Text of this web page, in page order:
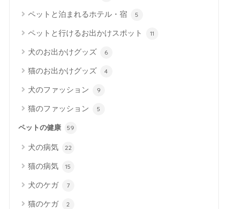
ペットと泊まれるホテル・宿 5
ペットと行けるお出かけスポット 11
犬のお出かけグッズ 6
猫のお出かけグッズ 4
犬のファッション 9
猫のファッション 5
ペットの健康 59
犬の病気 22
猫の病気 15
犬のケガ 7
猫のケガ 2